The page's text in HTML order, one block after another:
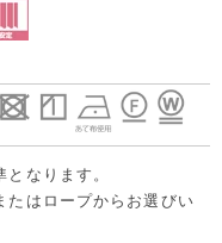
なります。
はロープからお選びい